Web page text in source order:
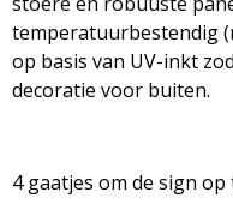
temperatuurbestendig
op basis van UV-inkt
decoratie voor buiten.
4 gaatjes om de sign